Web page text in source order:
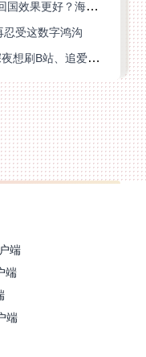
ChickCN VPN和当归VPN对比哪个回国效果更好？海外党亲测后选了它
受这数字鸿沟
Quickback和巨鲸好用吗？在海外深夜想刷B站、追爱奇艺的你，或许正需要这份答案
端
端
端